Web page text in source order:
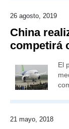
26 agosto, 2019
China
competirá
El
21 mayo, 2018